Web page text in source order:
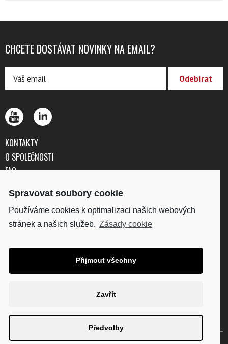
CHCETE DOSTÁVAT NOVINKY NA EMAIL?
KONTAKTY
O SPOLEČNOSTI
FAQ
OCHRANA OSOBNÍCH ÚDAJŮ
DISKUS, spol. s r.o.
DIČ: CZ41195183
Fakturační adresa:
Spravovat soubory cookie
Používáme cookies k optimalizaci našich webových
stránek a našich služeb. Zásady cookie
Přijmout všechny
Zavřít
Předvolby